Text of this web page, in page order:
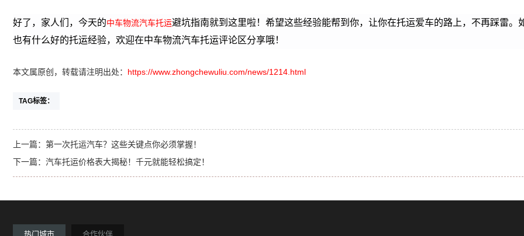
好了，家人们，今天的中车物流汽车托运避坑指南就到这里啦！希望这些经验能帮到你，让你在托运爱车的路上，不再踩雷。
也有什么好的托运经验，欢迎在中车物流汽车托运评论区分享哦！
本文属原创，转载请注明出处： https://www.zhongchewuliu.com/news/1214.html
TAG标签：
上一篇： 第一次托运汽车？这些关键点你必须掌握！
下一篇： 汽车托运价格表大揭秘！千元就能轻松搞定！
热门城市 合作伙伴